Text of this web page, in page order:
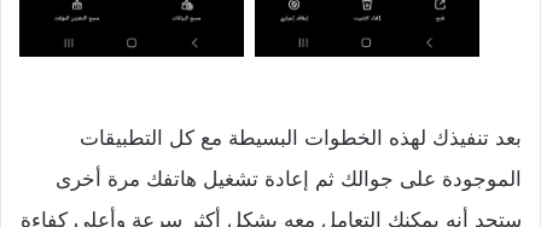
بعد تنفيذك لهذه الخطوات البسيطة مع كل التطبيقات
الموجودة على جوالك ثم إعادة تشغيل هاتفك مرة أخرى
ستجد أنه يمكنك التعامل معه بشكل أكثر سرعة وأعلى كفاءة